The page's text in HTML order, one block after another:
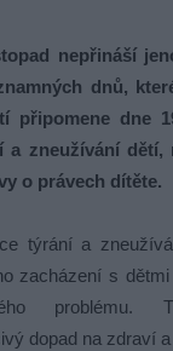
nepřináší
dnů,
připomene dne
a zneužívání dětí,
o právech dítěte.
týrání a
zacházení s
problému.
dopad na zdraví